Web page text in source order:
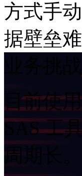
方式手动
据壁垒
目前使
SAS 工
周期长。